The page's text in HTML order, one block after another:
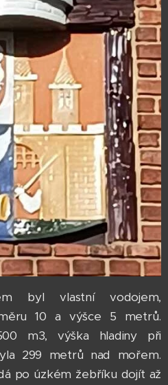
byl vlastní vodojem,
10 a výšce 5 metrů.
m3, výška hladiny při
299 metrů nad mořem.
po úzkém žebříku dojít až